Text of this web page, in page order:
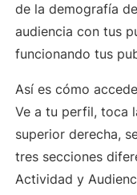
de la demografía
audiencia con tus
funcionando tus
Así es cómo
Ve a tu perfil, toca
superior derecha,
tres secciones
Actividad y